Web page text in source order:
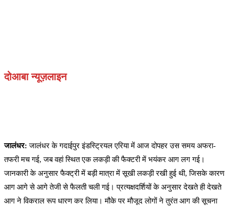
दोआबा न्यूज़लाइन
जालंधर:जालंधर के गदाईपुर इंडस्ट्रियल एरिया में आज दोपहर उस समय अफरा-
तफरी मच गई, जब वहां स्थित एक लकड़ी की फैक्टरी में भयंकर आग लग गई।
जानकारी के अनुसार फैक्ट्री में बड़ी मात्रा में सूखी लकड़ी रखी हुई थी, जिसके कारण
आग आगे से आगे तेजी से फैलती चली गई। प्रत्यक्षदर्शियों के अनुसार देखते ही देखते
आग ने विकराल रूप धारण कर लिया। मौके पर मौजूद लोगों ने तुरंत आग की सूचना